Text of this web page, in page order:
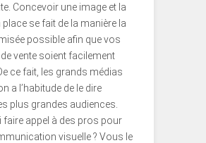
Concevoir une image et la
place se fait de la manière la
possible afin que vos
vente soient facilement
ce fait, les grands médias
a l’habitude de le dire
plus grandes audiences.
faire appel à des pros pour
visuelle ? Vous le